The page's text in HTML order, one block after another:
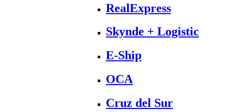
RealExpress
Skynde + Logistic
E-Ship
OCA
Cruz del Sur